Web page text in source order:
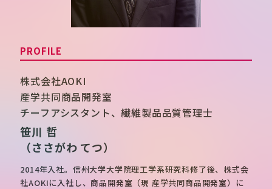
PROFILE
株式会社AOKI
産学共同商品開発室
チーフアシスタント、繊維製品品質管理士
笹川 哲
（ささがわ てつ）
2014年入社。信州大学大学院理工学系研究科修了後、株式会
社AOKIに入社し、商品開発室（現 産学共同商品開発室）に